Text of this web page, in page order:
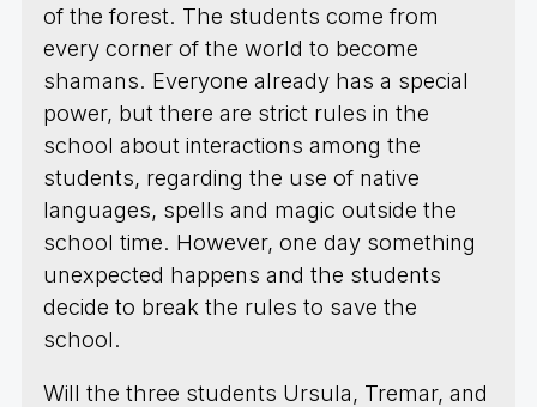
of the forest. The students come from
every corner of the world to become
shamans. Everyone already has a special
power, but there are strict rules in the
school about interactions among the
students, regarding the use of native
languages, spells and magic outside the
school time. However, one day something
unexpected happens and the students
decide to break the rules to save the
school.
Will the three students Ursula, Tremar, and